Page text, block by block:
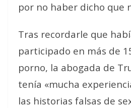
por no haber dicho que
Tras recordarle que
participado en más de
porno, la abogada de
tenía «mucha
las historias falsas de